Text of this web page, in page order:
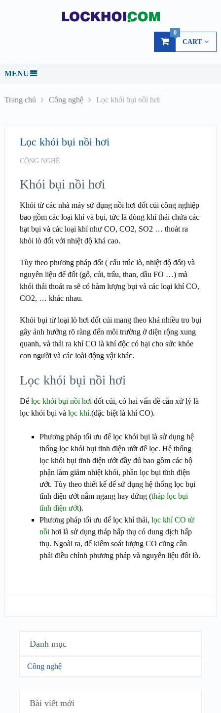
CART
0
MENU
Trang chủ Công nghệ Lọc khói bụi nồi hơi
Lọc khói bụi nồi hơi
CÔNG NGHỆ
Khói bụi nồi hơi
Khói từ các nhà máy sử dụng nồi hơi đốt củi công nghiệp
bao gồm các loại khí và bụi, tức là dòng khí thải chứa các
hạt bụi và các loại khí như CO, CO2, SO2 … thoát ra
khỏi lò đốt với nhiệt độ khá cao.
Tùy theo phương pháp đốt ( cấu trúc lò, nhiệt độ đốt) và
nguyên liệu để đốt (gỗ, củi, trấu, than, dầu FO …) mà
khói thải thoát ra sẽ có hàm lượng bụi và các loại khí CO,
CO2, … khác nhau.
Khói bụi từ loại lò hơi đốt củi mang theo khá nhiều tro bụi
gây ảnh hưởng rõ ràng đến môi trường ở diện rộng xung
quanh, và thải ra khí CO là khí độc có hại cho sức khỏe
con người và các loài động vật khác.
Lọc khói bụi nồi hơi
Để lọc khói bụi nồi hơi đốt củi, có hai vấn đề cần xử lý là
lọc khói bụi và lọc khí.(đặc biệt là khí CO).
Phương pháp tối ưu để lọc khói bụi là sử dụng hệ
thống lọc khói bụi tĩnh điện ướt để lọc. Hệ thống
lọc khói bụi tĩnh điện ướt đầy đủ bao gồm các bộ
phận làm giảm nhiệt khói, phần lọc bụi tĩnh điện
ướt. Tùy theo thiết kế để sử dụng hệ thống lọc bụi
tĩnh điện ướt nằm ngang hay đứng (tháp lọc bụi
tĩnh điện ướt).
Phương pháp tối ưu để lọc khí thải, lọc khí CO từ
nồi hơi là sử dụng tháp hấp thụ có dung dịch hấp
thụ. Ngoài ra, để kiểm soát lượng CO cũng cần
phải điều chỉnh phương pháp và nguyên liệu đốt lò.
Danh mục
Công nghệ
Bài viết mới